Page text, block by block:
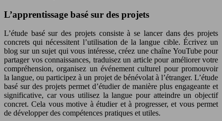
L’apprentissage basé sur des projets
L’étude basé sur des projets consiste à se lancer dans des projets
concrets qui nécessitent l’utilisation de la langue cible. Écrivez un
blog sur un sujet qui vous intéresse, créez une chaîne YouTube pour
partager vos connaissances, traduisez un article pour améliorer votre
compréhension, organisez un événement culturel pour promouvoir
la langue, ou participez à un projet de bénévolat à l’étranger. L’étude
basé sur des projets permet d’étudier de manière plus engageante et
significative, car vous utilisez la langue pour atteindre un objectif
concret. Cela vous motive à étudier et à progresser, et vous permet
de développer des compétences pratiques et utiles.